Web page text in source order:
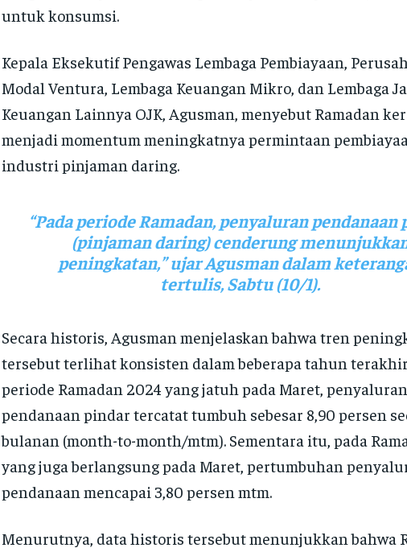
untuk konsumsi.
Kepala Eksekutif Pengawas Lembaga Pembiayaan,
Modal Ventura, Lembaga Keuangan Mikro, dan Lembaga
Keuangan Lainnya OJK, Agusman, menyebut Ramadan
menjadi momentum meningkatnya permintaan
industri pinjaman daring.
“Pada periode Ramadan, penyaluran pendanaan
(pinjaman daring) cenderung
peningkatan,” ujar Agusman dalam
tertulis, Sabtu (10/1).
Secara historis, Agusman menjelaskan bahwa tren
tersebut terlihat konsisten dalam beberapa tahun
periode Ramadan 2024 yang jatuh pada Maret, penyaluran
pendanaan pindar tercatat tumbuh sebesar 8,90 persen
bulanan (month-to-month/mtm). Sementara itu, pada
yang juga berlangsung pada Maret, pertumbuhan
pendanaan mencapai 3,80 persen mtm.
Menurutnya, data historis tersebut menunjukkan bahwa